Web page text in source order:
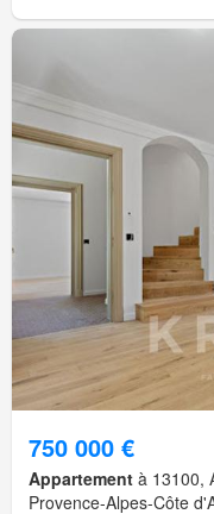
750 000 €
Appartement à 13100,
Provence-Alpes-Côte